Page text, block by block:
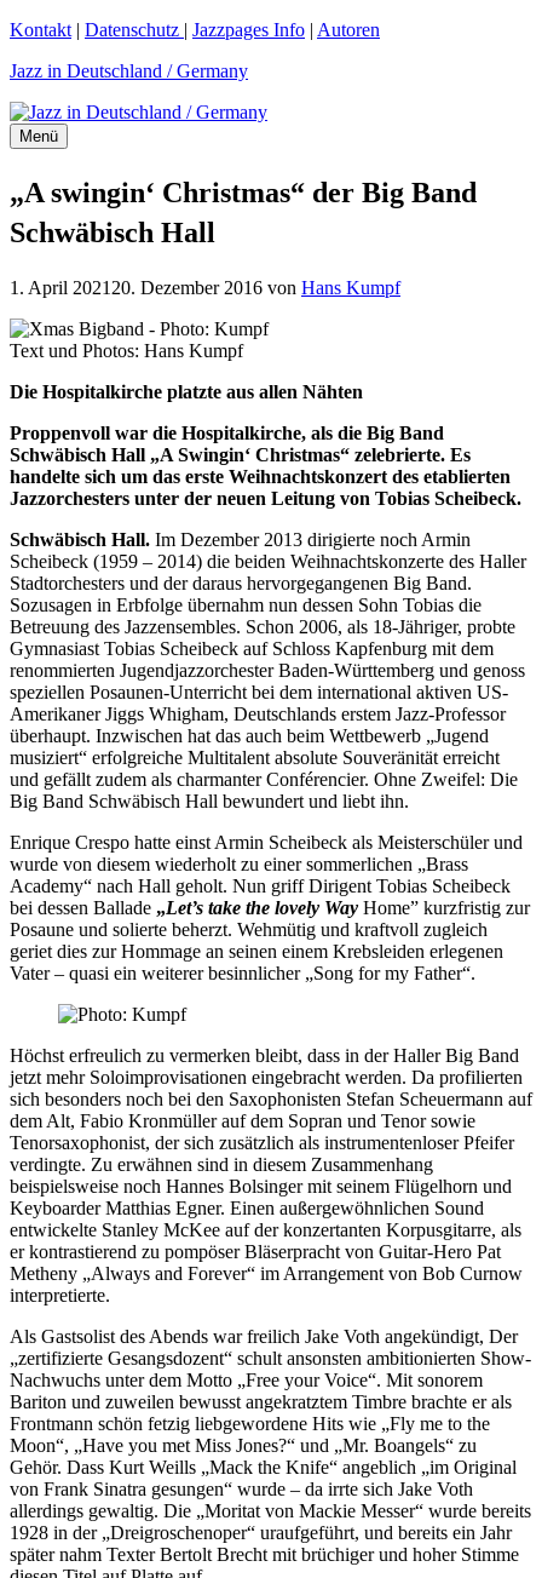
Zum
springen
Kontakt | Datenschutz | Jazzpages Info | Autoren
Jazz in Deutschland / Germany
Menü
„A swingin‘ Christmas“ der Big Band
Schwäbisch Hall
1. April 2021 20. Dezember 2016 von Hans Kumpf
Text und Photos: Hans Kumpf
Die Hospitalkirche platzte aus allen Nähten
Proppenvoll war die Hospitalkirche, als die Big Band
Schwäbisch Hall „A Swingin‘ Christmas“ zelebrierte. Es
handelte sich um das erste Weihnachtskonzert des etablierten
Jazzorchesters unter der neuen Leitung von Tobias Scheibeck.
Schwäbisch Hall. Im Dezember 2013 dirigierte noch Armin
Scheibeck (1959 – 2014) die beiden Weihnachtskonzerte des Haller
Stadtorchesters und der daraus hervorgegangenen Big Band.
Sozusagen in Erbfolge übernahm nun dessen Sohn Tobias die
Betreuung des Jazzensembles. Schon 2006, als 18-Jähriger, probte
Gymnasiast Tobias Scheibeck auf Schloss Kapfenburg mit dem
renommierten Jugendjazzorchester Baden-Württemberg und genoss
speziellen Posaunen-Unterricht bei dem international aktiven US-
Amerikaner Jiggs Whigham, Deutschlands erstem Jazz-Professor
überhaupt. Inzwischen hat das auch beim Wettbewerb „Jugend
musiziert“ erfolgreiche Multitalent absolute Souveränität erreicht
und gefällt zudem als charmanter Conférencier. Ohne Zweifel: Die
Big Band Schwäbisch Hall bewundert und liebt ihn.
Enrique Crespo hatte einst Armin Scheibeck als Meisterschüler und
wurde von diesem wiederholt zu einer sommerlichen „Brass
Academy“ nach Hall geholt. Nun griff Dirigent Tobias Scheibeck
bei dessen Ballade „Let’s take the lovely Way Home” kurzfristig zur
Posaune und solierte beherzt. Wehmütig und kraftvoll zugleich
geriet dies zur Hommage an seinen einem Krebsleiden erlegenen
Vater – quasi ein weiterer besinnlicher „Song for my Father“.
Höchst erfreulich zu vermerken bleibt, dass in der Haller Big Band
jetzt mehr Soloimprovisationen eingebracht werden. Da profilierten
sich besonders noch bei den Saxophonisten Stefan Scheuermann auf
dem Alt, Fabio Kronmüller auf dem Sopran und Tenor sowie
Tenorsaxophonist, der sich zusätzlich als instrumentenloser Pfeifer
verdingte. Zu erwähnen sind in diesem Zusammenhang
beispielsweise noch Hannes Bolsinger mit seinem Flügelhorn und
Keyboarder Matthias Egner. Einen außergewöhnlichen Sound
entwickelte Stanley McKee auf der konzertanten Korpusgitarre, als
er kontrastierend zu pompöser Bläserpracht von Guitar-Hero Pat
Metheny „Always and Forever“ im Arrangement von Bob Curnow
interpretierte.
Als Gastsolist des Abends war freilich Jake Voth angekündigt, Der
„zertifizierte Gesangsdozent“ schult ansonsten ambitionierten Show-
Nachwuchs unter dem Motto „Free your Voice“. Mit sonorem
Bariton und zuweilen bewusst angekratztem Timbre brachte er als
Frontmann schön fetzig liebgewordene Hits wie „Fly me to the
Moon“, „Have you met Miss Jones?“ und „Mr. Boangels“ zu
Gehör. Dass Kurt Weills „Mack the Knife“ angeblich „im Original
von Frank Sinatra gesungen“ wurde – da irrte sich Jake Voth
allerdings gewaltig. Die „Moritat von Mackie Messer“ wurde bereits
1928 in der „Dreigroschenoper“ uraufgeführt, und bereits ein Jahr
später nahm Texter Bertolt Brecht mit brüchiger und hoher Stimme